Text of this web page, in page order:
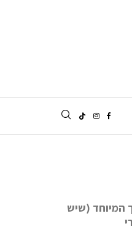
המיוחד (שיש